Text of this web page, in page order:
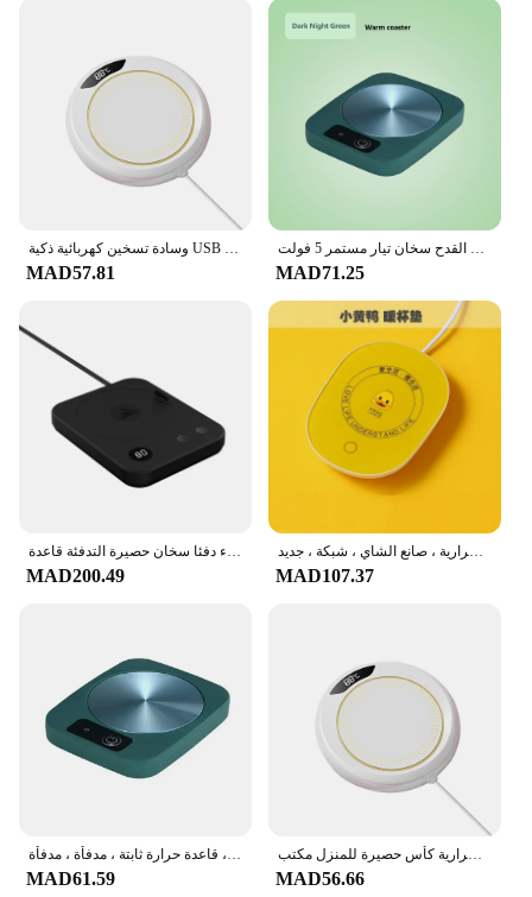
Whether you're a wholesaler looking to stock up on
this product is tailored to meet your needs. With its
wholesale and vendor-friendly pricing, it's an
excellent choice for businesses looking to offer a
quality tea-drinking experience to their customers.
The sets available for sale are designed to cater to
different preferences, making it easy for you to find
the perfect match for your store or tea-drinking
community.
وسادة تسخين كهربائية ذكية USB ، سخان أكواب ، حليب ، قهوة ، شاي ، ماء ، درجة حرارة 3 مستويات ، كوستر قابل للتعديل للمنزل ، المكتب
MAD57.81
كوب قهوة دفئا الكهربائية القدح سخان تيار مستمر 5 فولت USB درجة حرارة ثابتة التدفئة كوستر للحليب الشاي لوحة تسخين المياه حصيرة دافئة
MAD71.25
المنزل توقيت الطاقة التدفئة كوستر لوحة القهوة مسند للكوب 4 والعتاد ثابت درجة الحرارة الحليب كوب الماء دفئا سخان حصيرة التدفئة قاعدة
MAD200.49
كوب تسخين سيراميك للبط الأصفر الصغير ، كوستر ترموستاتي ذكي ، قاعدة عزل تسخين ، وسادة حرارية ، صانع الشاي ، شبكة ، جديد
MAD107.37
كوب قهوة دافئ وسادة ، مدفأة فنجان قهوة ، حليب ، شاي ، وسادة تسخين بالماء ، قاعدة حرارة ثابتة ، مدفأة ، مدفأة ، V VA ، EU ، سدادة لنا
MAD61.59
المحمولة الكهربائية جهاز تدفئة القدح فنجان القهوة سخان المشروبات الحليب الشاي المياه لوحة التدفئة الوقايات الحرارية كأس حصيرة للمنزل مكتب
MAD56.66